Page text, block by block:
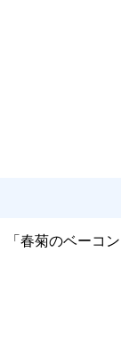
春菊のベーコ